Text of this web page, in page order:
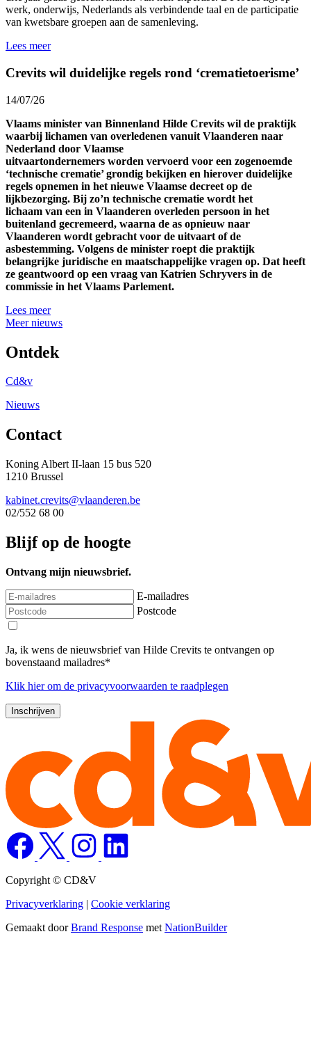
werk, onderwijs, Nederlands als verbindende taal en de participatie
van kwetsbare groepen aan de samenleving.
Lees meer
Crevits wil duidelijke regels rond ‘crematietoerisme’
14/07/26
Vlaams minister van Binnenland Hilde Crevits wil de praktijk
waarbij lichamen van overledenen vanuit Vlaanderen naar
Nederland door Vlaamse
uitvaartondernemers worden vervoerd voor een zogenoemde
‘technische crematie’ grondig bekijken en hierover duidelijke
regels opnemen in het nieuwe Vlaamse decreet op de
lijkbezorging. Bij zo’n technische crematie wordt het
lichaam van een in Vlaanderen overleden persoon in het
buitenland gecremeerd, waarna de as opnieuw naar
Vlaanderen wordt gebracht voor de uitvaart of de
asbestemming. Volgens de minister roept die praktijk
belangrijke juridische en maatschappelijke vragen op. Dat heeft
ze geantwoord op een vraag van Katrien Schryvers in de
commissie in het Vlaams Parlement.
Lees meer
Meer nieuws
Ontdek
Cd&v
Nieuws
Contact
Koning Albert II-laan 15 bus 520
1210 Brussel
kabinet.crevits@vlaanderen.be
02/552 68 00
Blijf op de hoogte
Ontvang mijn nieuwsbrief.
E-mailadres
Postcode
Ja, ik wens de nieuwsbrief van Hilde Crevits te ontvangen op
bovenstaand mailadres*
Klik hierom de privacyvoorwaarden te raadplegen
Copyright © CD&V
Privacyverklaring | Cookie verklaring
Gemaakt doorBrand Response met NationBuilder